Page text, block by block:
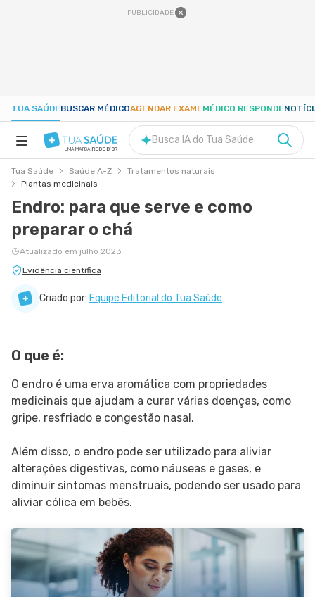
PUBLICIDADE
TUA SAÚDEBUSCAR MÉDICOAGENDAR EXAMEMÉDICO RESPONDE
SAÚDE A-Z
GRAVIDEZ
BEM-ESTAR
UMA MARCA REDE D'OR
Busca IA do Tua Saúde
Tua Saúde Saúde A-Z
Tratamentos naturais
Plantas medicinais
Endro: para que serve e como
preparar o chá
Atualizado em julho 2023
Evidência científica
Criado por: Equipe Editorial do Tua Saúde
O que é:
O endro é uma erva aromática com propriedades
medicinais que ajudam a curar várias doenças, como
gripe, resfriado e congestão nasal.
Além disso, o endro pode ser utilizado para aliviar
alterações digestivas, como náuseas e gases, e
diminuir sintomas menstruais, podendo ser usado para
aliviar cólica em bebês.